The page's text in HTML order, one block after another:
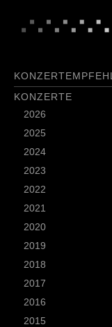
KONZERTE
2026
2025
2024
2023
2022
2021
2020
2019
2018
2017
2016
2015